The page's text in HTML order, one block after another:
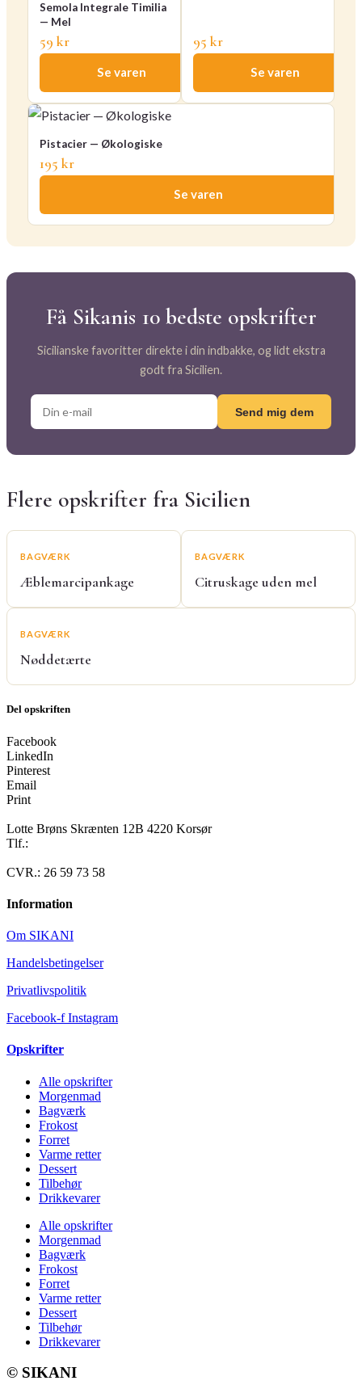
Semola Integrale Timilia
— Mel
59 kr
Se varen
95 kr
Se varen
Pistacier — Økologiske
195 kr
Se varen
Få Sikanis 10 bedste opskrifter
Sicilianske favoritter direkte i din indbakke, og lidt ekstra
godt fra Sicilien.
Send mig dem
Flere opskrifter fra Sicilien
BAGVÆRK
Æblemarcipankage
BAGVÆRK
Citruskage uden mel
BAGVÆRK
Nøddetærte
Del opskriften
Facebook
LinkedIn
Pinterest
Email
Print
Lotte Brøns Skrænten 12B 4220 Korsør
Tlf.:
CVR.: 26 59 73 58
Information
Om SIKANI
Handelsbetingelser
Privatlivspolitik
Facebook-f Instagram
Opskrifter
Alle opskrifter
Morgenmad
Bagværk
Frokost
Forret
Varme retter
Dessert
Tilbehør
Drikkevarer
Alle opskrifter
Morgenmad
Bagværk
Frokost
Forret
Varme retter
Dessert
Tilbehør
Drikkevarer
© SIKANI